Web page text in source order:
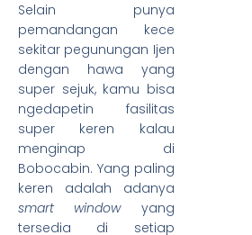
Selain punya
pemandangan kece
sekitar pegunungan Ijen
dengan hawa yang
super sejuk, kamu bisa
ngedapetin fasilitas
super keren kalau
menginap di
Bobocabin. Yang paling
keren adalah adanya
smart windowyang
tersedia di setiap